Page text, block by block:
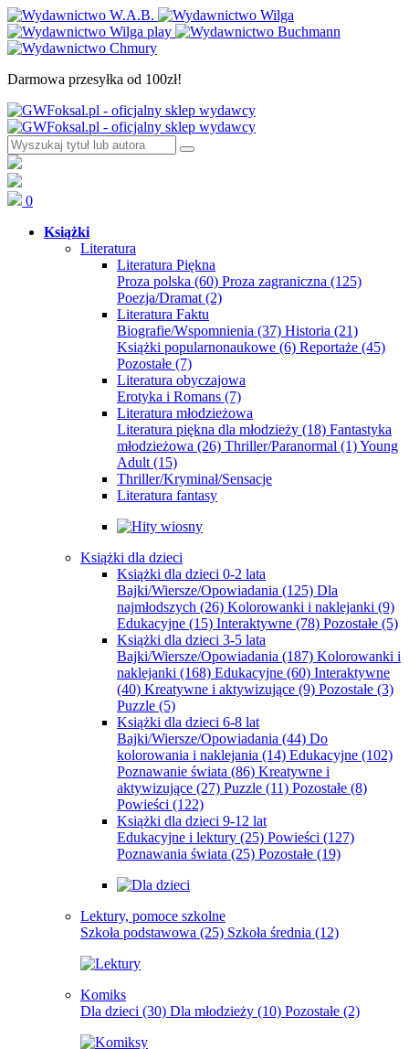
Darmowa przesyłka od 100zł!
0
Książki
Literatura
Literatura Piękna
Proza polska (60) Proza zagraniczna (125)
Poezja/Dramat (2)
Literatura Faktu
Biografie/Wspomnienia (37) Historia (21)
Książki popularnonaukowe (6) Reportaże (45)
Pozostałe (7)
Literatura obyczajowa
Erotyka i Romans (7)
Literatura młodzieżowa
Literatura piękna dla młodzieży (18) Fantastyka
młodzieżowa (26) Thriller/Paranormal (1)Young
Adult (15)
Thriller/Kryminał/Sensacje
Literatura fantasy
Książki dla dzieci
Książki dla dzieci 0-2 lata
Bajki/Wiersze/Opowiadania (125) Dla
najmłodszych (26) Kolorowanki i naklejanki (9)
Edukacyjne (15) Interaktywne (78) Pozostałe (5)
Książki dla dzieci 3-5 lata
Bajki/Wiersze/Opowiadania (187) Kolorowanki i
naklejanki (168) Edukacyjne (60) Interaktywne
(40) Kreatywne i aktywizujące (9) Pozostałe (3)
Puzzle (5)
Książki dla dzieci 6-8 lat
Bajki/Wiersze/Opowiadania (44) Do
kolorowania i naklejania (14) Edukacyjne (102)
Poznawanie świata (86) Kreatywne i
aktywizujące (27) Puzzle (11) Pozostałe (8)
Powieści (122)
Książki dla dzieci 9-12 lat
Edukacyjne i lektury (25) Powieści (127)
Poznawania świata (25) Pozostałe (19)
Lektury, pomoce szkolne
Szkoła podstawowa (25) Szkoła średnia (12)
Komiks
Dla dzieci (30) Dla młodzieży (10) Pozostałe (2)